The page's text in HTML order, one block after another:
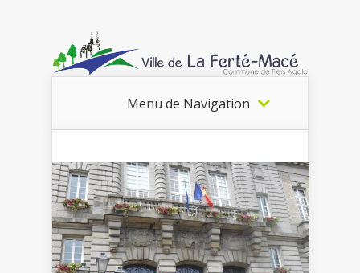
Menu de Navigation